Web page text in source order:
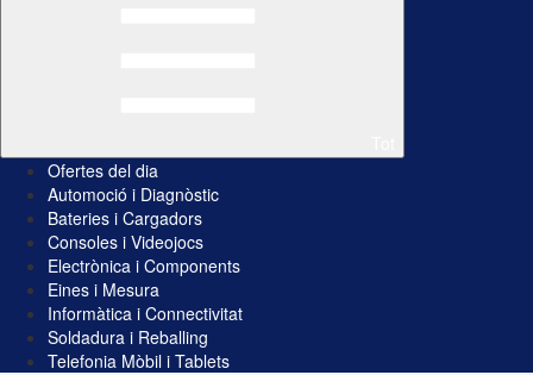
Ofertes del dia
Automoció i Diagnòstic
Bateries i Cargadors
Consoles i Videojocs
Electrònica i Components
Eines i Mesura
Informàtica i Connectivitat
Soldadura i Reballing
Telefonia Mòbil i Tablets